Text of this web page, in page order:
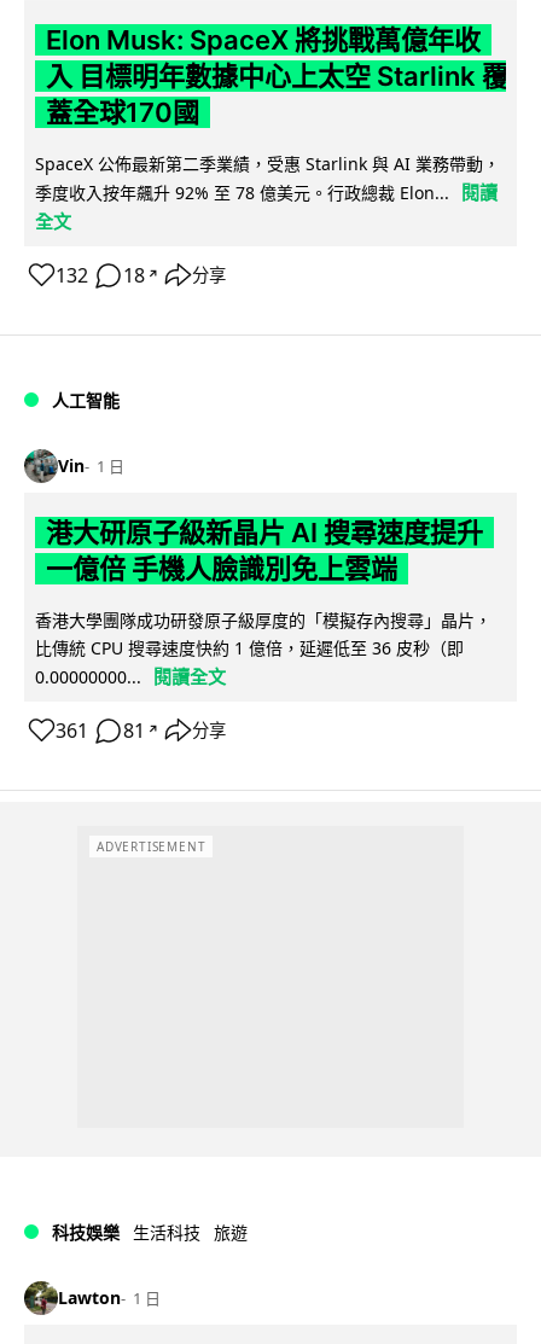
Elon Musk: SpaceX 將挑戰萬億年收
入 目標明年數據中心上太空 Starlink 覆
蓋全球170國
SpaceX 公佈最新第二季業績，受惠 Starlink 與 AI 業務帶動，
季度收入按年飆升 92% 至 78 億美元。行政總裁 Elon...
閱讀
全文
132 18 ↗ 分享
人工智能
Vin 1 日
港大研原子級新晶片 AI 搜尋速度提升
一億倍 手機人臉識別免上雲端
香港大學團隊成功研發原子級厚度的「模擬存內搜尋」晶片，
比傳統 CPU 搜尋速度快約 1 億倍，延遲低至 36 皮秒（即
0.00000000...
閱讀全文
361 81 ↗ 分享
ADVERTISEMENT
科技娛樂 生活科技 旅遊
Lawton 1 日